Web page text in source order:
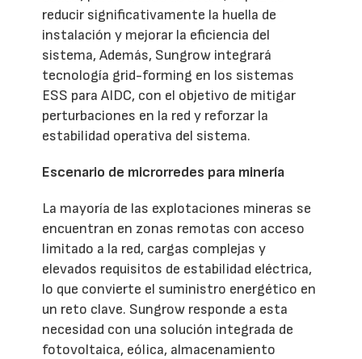
reducir significativamente la huella de
instalación y mejorar la eficiencia del
sistema, Además, Sungrow integrará
tecnología grid-forming en los sistemas
ESS para AIDC, con el objetivo de mitigar
perturbaciones en la red y reforzar la
estabilidad operativa del sistema.
Escenario de microrredes para minería
La mayoría de las explotaciones mineras se
encuentran en zonas remotas con acceso
limitado a la red, cargas complejas y
elevados requisitos de estabilidad eléctrica,
lo que convierte el suministro energético en
un reto clave. Sungrow responde a esta
necesidad con una solución integrada de
fotovoltaica, eólica, almacenamiento